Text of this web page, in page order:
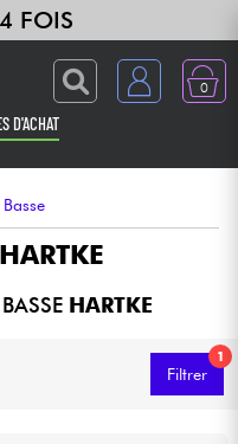
FOIS
0
D'ACHAT
HARTKE
HARTKE
1
Filtrer